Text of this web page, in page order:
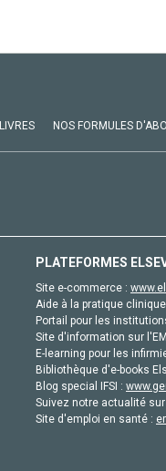
LIVRES NOS FORMULES
PLATEFORMES
Site e-commerce :
Aide à la pratique
Portail pour les
Site d'information sur
E-learning pour les
Bibliothèque d'e-books
Blog special IFSI :
Suivez notre actualité
Site d'emploi en santé :